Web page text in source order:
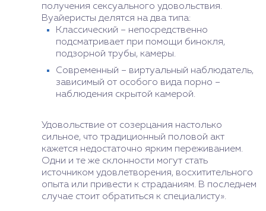
получения сексуального удовольствия.
Вуайеристы делятся на два типа:
Классический – непосредственно
подсматривает при помощи бинокля,
подзорной трубы, камеры.
Современный – виртуальный наблюдатель,
зависимый от особого вида порно –
наблюдения скрытой камерой.
Удовольствие от созерцания настолько
сильное, что традиционный половой акт
кажется недостаточно ярким переживанием.
Одни и те же склонности могут стать
источником удовлетворения, восхитительного
опыта или привести к страданиям. В последнем
случае стоит обратиться к специалисту».